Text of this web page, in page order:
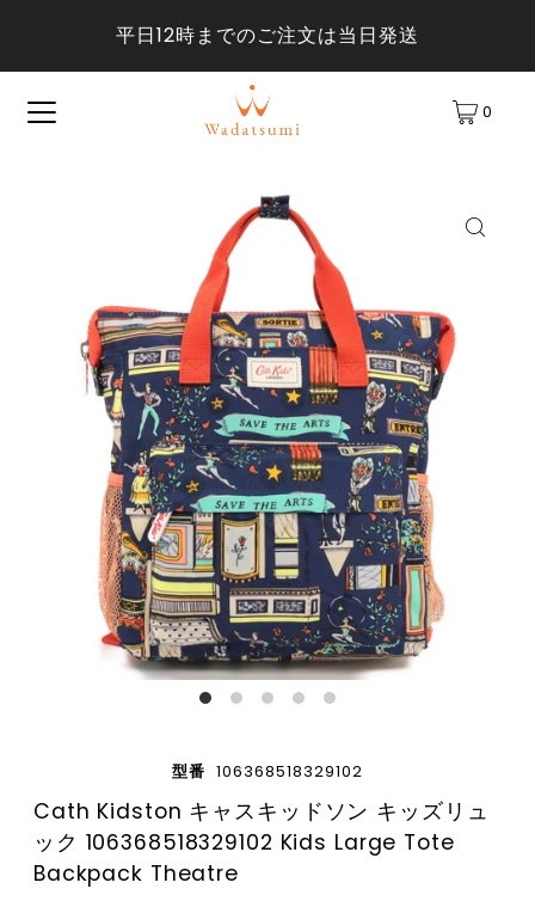
平日12時までのご注文は当日発送
0
型番 106368518329102
Cath Kidston キャスキッドソン キッズリュ
ック 106368518329102 Kids Large Tote
Backpack Theatre